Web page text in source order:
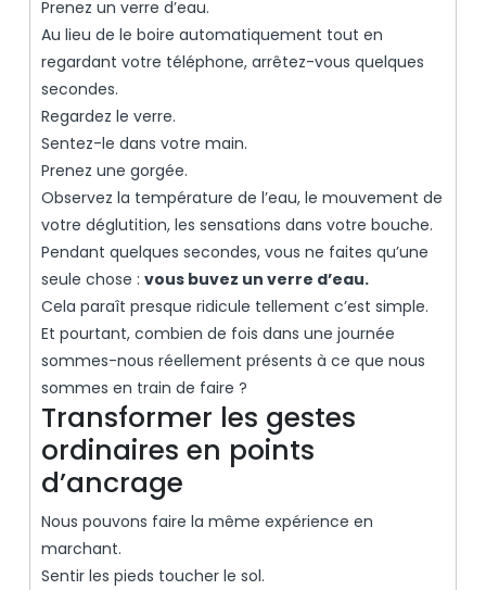
Prenez un verre d’eau.
Au lieu de le boire automatiquement tout en
regardant votre téléphone, arrêtez-vous quelques
secondes.
Regardez le verre.
Sentez-le dans votre main.
Prenez une gorgée.
Observez la température de l’eau, le mouvement de
votre déglutition, les sensations dans votre bouche.
Pendant quelques secondes, vous ne faites qu’une
seule chose : vous buvez un verre d’eau.
Cela paraît presque ridicule tellement c’est simple.
Et pourtant, combien de fois dans une journée
sommes-nous réellement présents à ce que nous
sommes en train de faire ?
Transformer les gestes
ordinaires en points
d’ancrage
Nous pouvons faire la même expérience en
marchant.
Sentir les pieds toucher le sol.